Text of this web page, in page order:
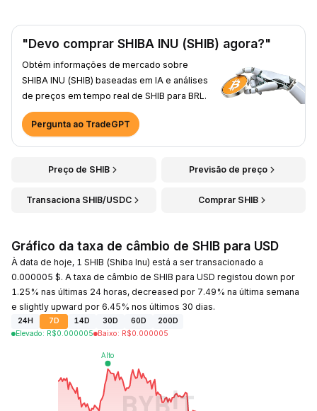
"Devo comprar SHIBA INU (SHIB) agora?"
Obtém informações de mercado sobre
SHIBA INU (SHIB) baseadas em IA e análises
de preços em tempo real de SHIB para BRL.
Pergunta ao TradeGPT
Preço de SHIB Previsão de preço
Transaciona SHIB/USDC Comprar SHIB
Gráfico da taxa de câmbio de SHIB para USD
À data de hoje, 1 SHIB (Shiba Inu) está a ser transacionado a
0.000005 $. A taxa de câmbio de SHIB para USD registou down por
1.25% nas últimas 24 horas, decreased por 7.49% na última semana
e slightly upward por 6.45% nos últimos 30 dias.
24H 7D 14D 30D 60D
200D
Elevado: R$0.000005 Baixo: R$0.000005